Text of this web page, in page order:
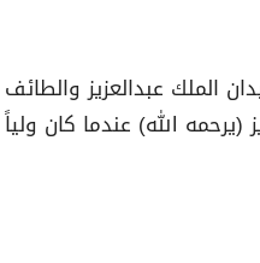
الملك عبدالعزيز